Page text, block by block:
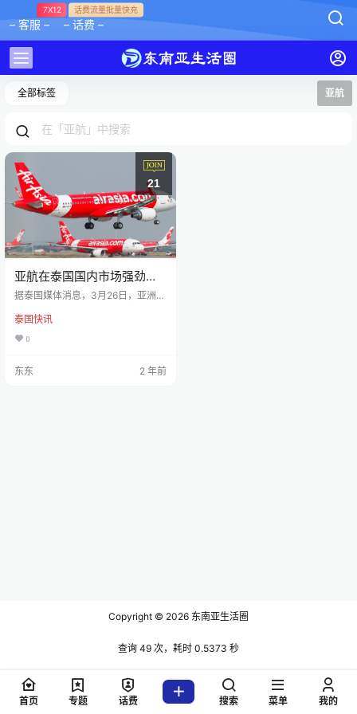
– 客服 –
7X12
– 话费 –
话费流量批量快充
全部标签 亚航
21
亚航在泰国国内市场强劲复
苏！泰国亚航预计全年将接
据泰国媒体消息，3月26日，亚洲航
透露，亚航在泰国国内市场复苏势
头强劲，并占据较高的市场份额；
括台湾省）、东盟、印度、南亚和
泰国快讯
0
东东 2 年前
Copyright © 2026 东南亚生活圈
查询 49 次，耗时 0.5373 秒
首页 专题 话费 搜索 菜单 我的